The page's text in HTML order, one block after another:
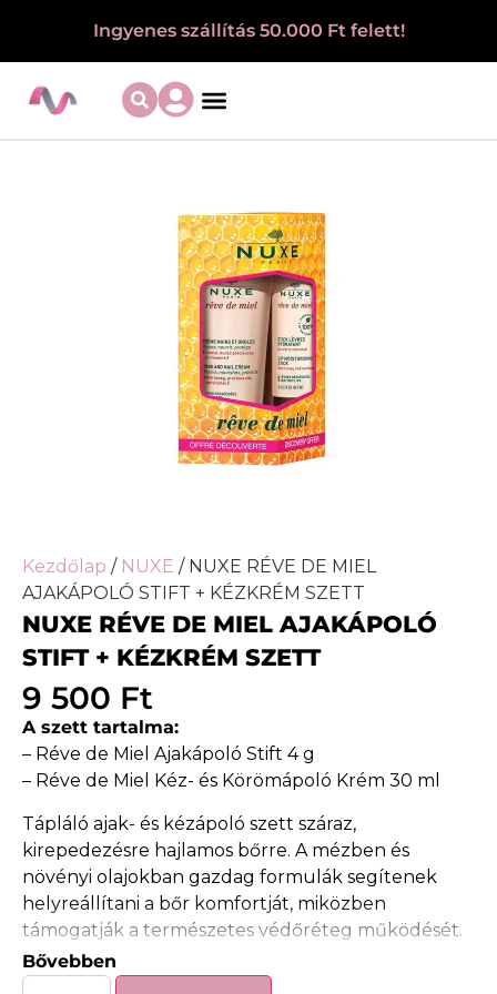
Ingyenes szállítás 50.000 Ft felett!
Kezdőlap / NUXE / NUXE RÉVE DE MIEL
AJAKÁPOLÓ STIFT + KÉZKRÉM SZETT
NUXE RÉVE DE MIEL AJAKÁPOLÓ
STIFT + KÉZKRÉM SZETT
9 500 Ft
A szett tartalma:
– Réve de Miel Ajakápoló Stift 4 g
– Réve de Miel Kéz- és Körömápoló Krém 30 ml
Tápláló ajak- és kézápoló szett száraz,
kirepedezésre hajlamos bőrre. A mézben és
növényi olajokban gazdag formulák segítenek
helyreállítani a bőr komfortját, miközben
támogatják a természetes védőréteg működését.
Az ajakápoló stift napraforgó-, sáfrány-, rizs- és
Bővebben